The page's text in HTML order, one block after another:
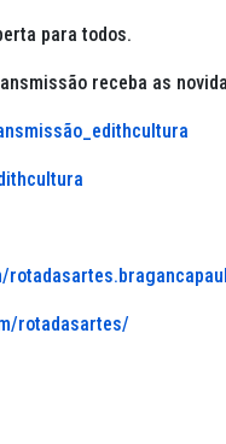
para todos.
receba as
rotadasartes/